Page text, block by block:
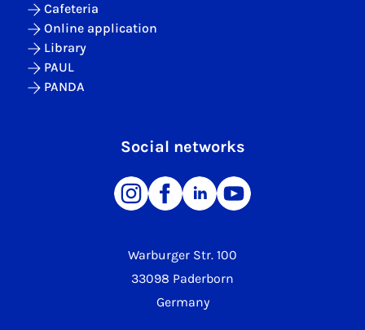
Warburger Str. 100
33098 Paderborn
Germany
Cafeteria
Online application
Library
PAUL
PANDA
Social networks